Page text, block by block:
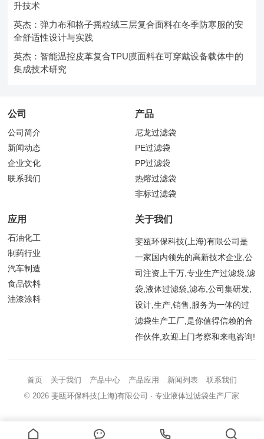
升技术
英杰：弹力布和格子摇粒绒三层复合面料在冬季防寒服的安
全舒适性设计与实践
英杰：智能温控皮革复合TPU膜面料在可穿戴设备载体中的
集成技术研究
公司
公司简介
新闻动态
企业文化
联系我们
产品
尼龙过滤袋
PE过滤袋
PP过滤袋
热熔过滤袋
非标过滤袋
应用
石油化工
制药行业
汽车制造
食品饮料
油漆涂料
关于我们
斐瓯环保科技(上海)有限公司是
一家国内领先的高新技术企业,公
司注资上千万,专业生产过滤袋,滤
袋,液体过滤袋,滤布,公司集研发,
设计,生产,销售,服务为一体的过
滤袋生产工厂,是你值得信赖的合
作伙伴,欢迎上门考察和来电咨询!
首页 关于我们 产品中心 产品应用 新闻列表
联系我们
© 2026斐瓯环保科技(上海)有限公司 · 专业液体过滤袋生产厂家